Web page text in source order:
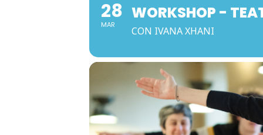
28
MAR
WORKSHOP -
CON IVANA XHANI